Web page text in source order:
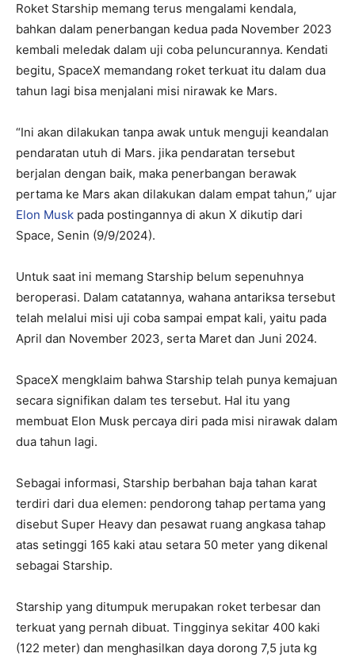
Roket Starship memang terus mengalami kendala,
bahkan dalam penerbangan kedua pada November 2023
kembali meledak dalam uji coba peluncurannya. Kendati
begitu, SpaceX memandang roket terkuat itu dalam dua
tahun lagi bisa menjalani misi nirawak ke Mars.
“Ini akan dilakukan tanpa awak untuk menguji keandalan
pendaratan utuh di Mars. jika pendaratan tersebut
berjalan dengan baik, maka penerbangan berawak
pertama ke Mars akan dilakukan dalam empat tahun,” ujar
Elon Musk pada postingannya di akun X dikutip dari
Space, Senin (9/9/2024).
Untuk saat ini memang Starship belum sepenuhnya
beroperasi. Dalam catatannya, wahana antariksa tersebut
telah melalui misi uji coba sampai empat kali, yaitu pada
April dan November 2023, serta Maret dan Juni 2024.
SpaceX mengklaim bahwa Starship telah punya kemajuan
secara signifikan dalam tes tersebut. Hal itu yang
membuat Elon Musk percaya diri pada misi nirawak dalam
dua tahun lagi.
Sebagai informasi, Starship berbahan baja tahan karat
terdiri dari dua elemen: pendorong tahap pertama yang
disebut Super Heavy dan pesawat ruang angkasa tahap
atas setinggi 165 kaki atau setara 50 meter yang dikenal
sebagai Starship.
Starship yang ditumpuk merupakan roket terbesar dan
terkuat yang pernah dibuat. Tingginya sekitar 400 kaki
(122 meter) dan menghasilkan daya dorong 7,5 juta kg